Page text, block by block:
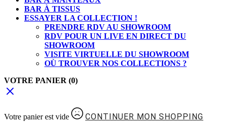
BAR À TISSUS
ESSAYER LA COLLECTION !
PRENDRE RDV AU SHOWROOM
RDV POUR UN LIVE EN DIRECT DU
SHOWROOM
VISITE VIRTUELLE DU SHOWROOM
OÙ TROUVER NOS COLLECTIONS ?
VOTRE PANIER (0)
Votre panier est vide CONTINUER MON SHOPPING